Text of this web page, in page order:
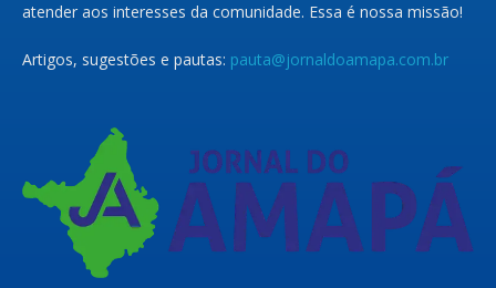
atender aos interesses da comunidade. Essa é nossa missão!
Artigos, sugestões e pautas: pauta@jornaldoamapa.com.br